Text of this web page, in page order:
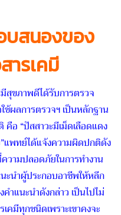
บสนองของ
ารเคมี
ขภาพดีได้รับการตรวจ
ช้ผลการตรวจฯ เป็นหลักฐาน
อ “ปัสสาวะมีเม็ดเลือดแดง
แพทย์ได้แจ้งความผิดปกติดัง
วามปลอดภัยในการทำงาน
ะนำผู้ประกอบอาชีพให้หลีก
ำแนะนำดังกล่าว เป็นไปไม่
คมีทุกชนิดเพราะเขาคงจะ